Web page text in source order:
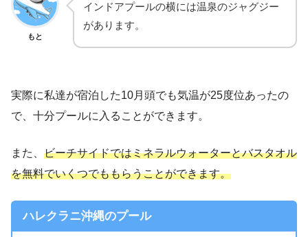
もと
インドアプールの横には温泉のジャグジー
があります。
実際に私達が宿泊した10月頭でも気温が25度位あったの
で、十分プールに入ることができます。
また、 ビーチサイドではミネラルウォーターとバスタオル
を無料でいくつでももらうことができます。
ハレクラニ沖縄のプール